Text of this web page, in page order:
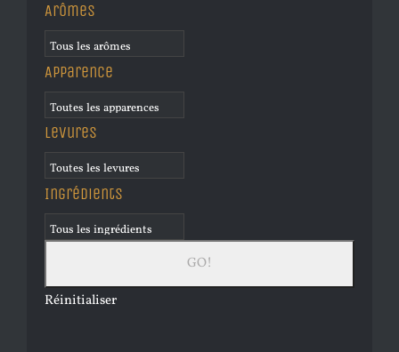
Arômes
Apparence
Levures
Ingrédients
Réinitialiser